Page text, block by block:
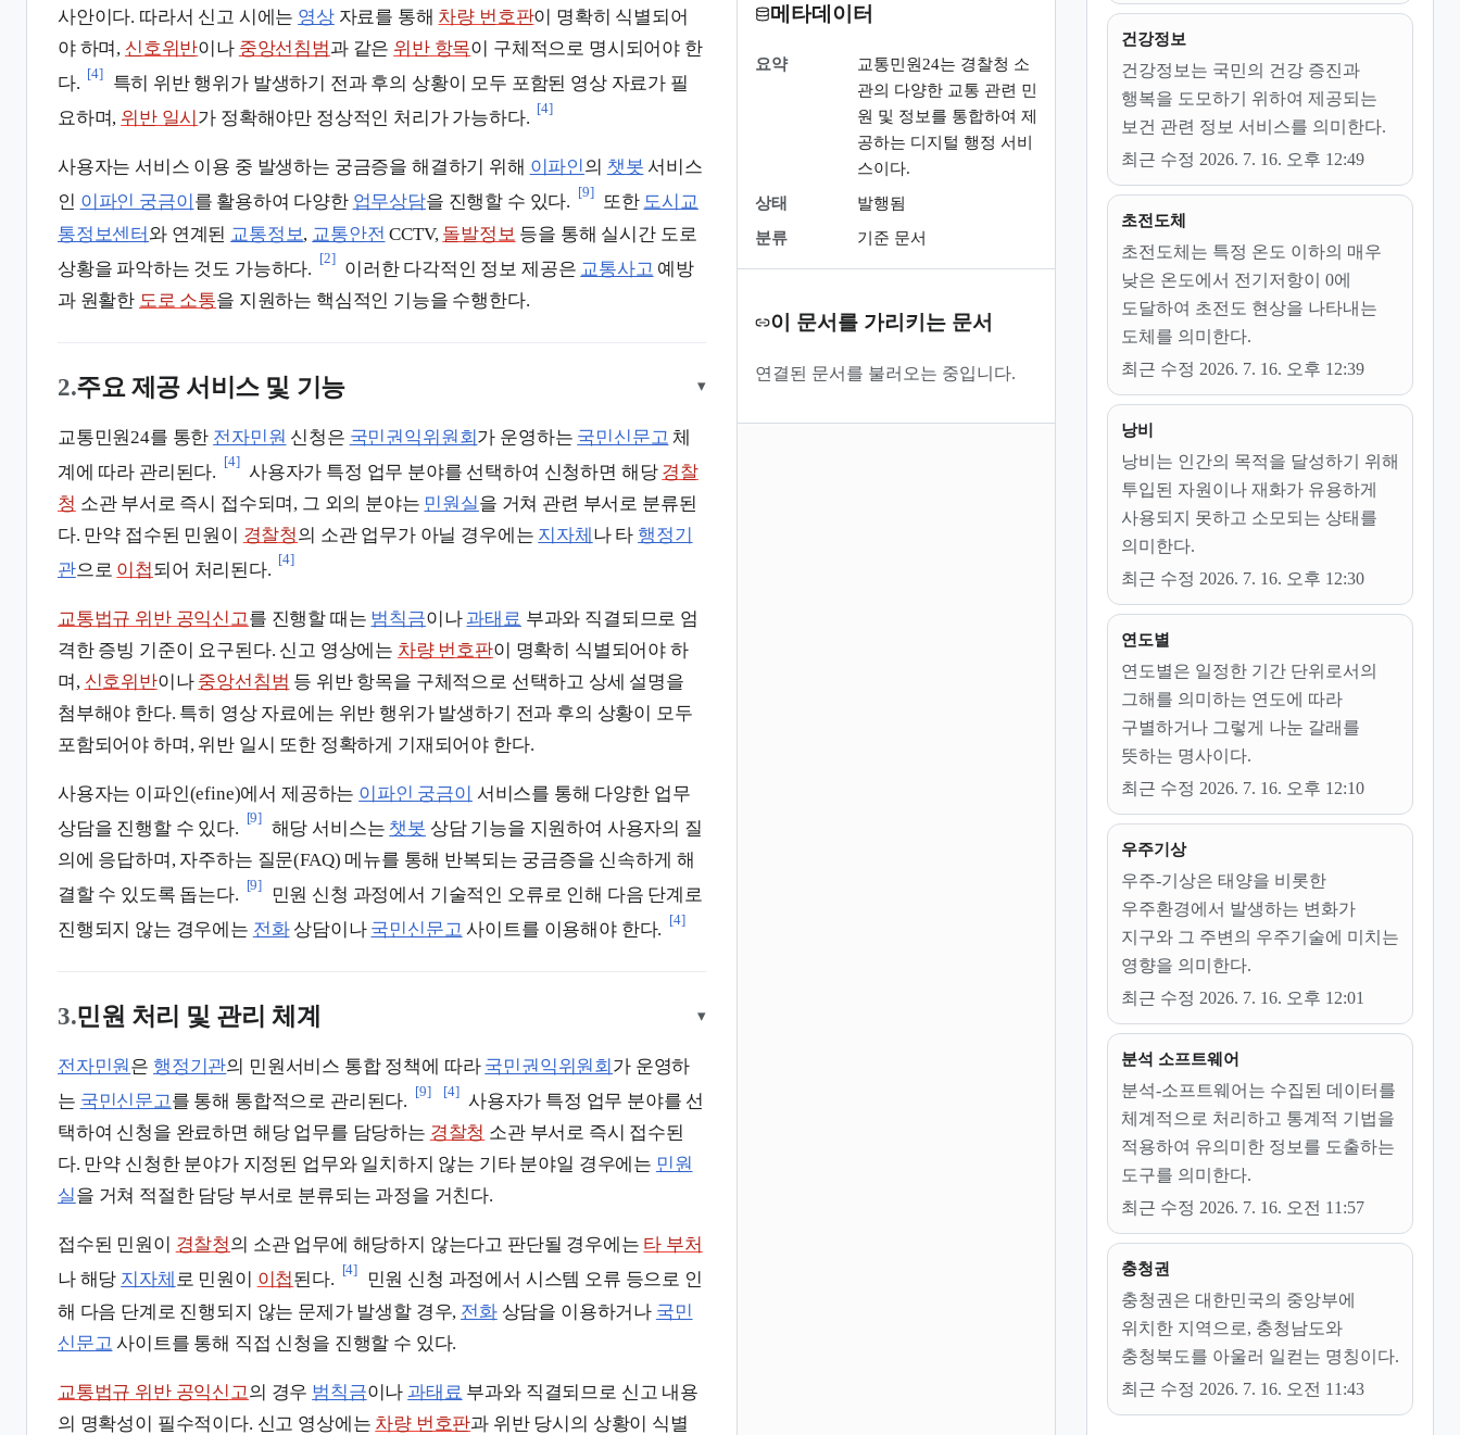
사안이다. 따라서 신고 시에는 영상자료를 통해 차량 번호판이 명확히 식별되어
야 하며, 신호위반이나 중앙선침범과 같은 위반 항목이 구체적으로 명시되어야 한
다.
[4]
특히 위반 행위가 발생하기 전과 후의 상황이 모두 포함된 영상 자료가 필
요하며, 위반 일시 가 정확해야만 정상적인 처리가 가능하다.
[4]
사용자는 서비스 이용 중 발생하는 궁금증을 해결하기 위해 이파인의 챗봇 서비스
인 이파인 궁금이 를 활용하여 다양한 업무상담을 진행할 수 있다.
[9]
또한 도시교
통정보센터 와 연계된 교통정보, 교통안전 CCTV, 돌발정보 등을 통해 실시간 도로
상황을 파악하는 것도 가능하다.
[2]
이러한 다각적인 정보 제공은 교통사고 예방
과 원활한 도로 소통을 지원하는 핵심적인 기능을 수행한다.
2.주요 제공 서비스 및 기능 ▾
교통민원24를 통한 전자민원 신청은 국민권익위원회가 운영하는 국민신문고 체
계에 따라 관리된다.
[4]
사용자가 특정 업무 분야를 선택하여 신청하면 해당 경찰
청 소관 부서로 즉시 접수되며, 그 외의 분야는 민원실을 거쳐 관련 부서로 분류된
다. 만약 접수된 민원이 경찰청의 소관 업무가 아닐 경우에는 지자체 나 타 행정기
관으로 이첩되어 처리된다.
[4]
교통법규 위반 공익신고를 진행할 때는 범칙금이나 과태료 부과와 직결되므로 엄
격한 증빙 기준이 요구된다. 신고 영상에는 차량 번호판이 명확히 식별되어야 하
며, 신호위반이나 중앙선침범 등 위반 항목을 구체적으로 선택하고 상세 설명을
첨부해야 한다. 특히 영상 자료에는 위반 행위가 발생하기 전과 후의 상황이 모두
포함되어야 하며, 위반 일시 또한 정확하게 기재되어야 한다.
사용자는 이파인(efine)에서 제공하는 이파인 궁금이 서비스를 통해 다양한 업무
상담을 진행할 수 있다.
[9]
해당 서비스는 챗봇 상담 기능을 지원하여 사용자의 질
의에 응답하며, 자주하는 질문(FAQ) 메뉴를 통해 반복되는 궁금증을 신속하게 해
결할 수 있도록 돕는다.
[9]
민원 신청 과정에서 기술적인 오류로 인해 다음 단계로
진행되지 않는 경우에는 전화상담이나 국민신문고 사이트를 이용해야 한다.
[4]
3.민원 처리 및 관리 체계 ▾
전자민원 은 행정기관의 민원서비스 통합 정책에 따라 국민권익위원회 가 운영하
는 국민신문고를 통해 통합적으로 관리된다.
[9] [4]
사용자가 특정 업무 분야를 선
택하여 신청을 완료하면 해당 업무를 담당하는 경찰청 소관 부서로 즉시 접수된
다. 만약 신청한 분야가 지정된 업무와 일치하지 않는 기타 분야일 경우에는 민원
실을 거쳐 적절한 담당 부서로 분류되는 과정을 거친다.
접수된 민원이 경찰청의 소관 업무에 해당하지 않는다고 판단될 경우에는 타 부처
나 해당 지자체 로 민원이 이첩된다.
[4]
민원 신청 과정에서 시스템 오류 등으로 인
해 다음 단계로 진행되지 않는 문제가 발생할 경우, 전화상담을 이용하거나 국민
신문고 사이트를 통해 직접 신청을 진행할 수 있다.
교통법규 위반 공익신고의 경우 범칙금이나 과태료 부과와 직결되므로 신고 내용
의 명확성이 필수적이다. 신고 영상에는 차량 번호판과 위반 당시의 상황이 식별
메타데이터
요약
교통민원24는 경찰청 소
관의 다양한 교통 관련 민
원 및 정보를 통합하여 제
공하는 디지털 행정 서비
스이다.
상태
발행됨
분류
기준 문서
이 문서를 가리키는 문서
연결된 문서를 불러오는 중입니다.
건강정보
건강정보는 국민의 건강 증진과
행복을 도모하기 위하여 제공되는
보건 관련 정보 서비스를 의미한다.
최근 수정 2026. 7. 16. 오후 12:49
초전도체
초전도체는 특정 온도 이하의 매우
낮은 온도에서 전기저항이 0에
도달하여 초전도 현상을 나타내는
도체를 의미한다.
최근 수정 2026. 7. 16. 오후 12:39
낭비
낭비는 인간의 목적을 달성하기 위해
투입된 자원이나 재화가 유용하게
사용되지 못하고 소모되는 상태를
의미한다.
최근 수정 2026. 7. 16. 오후 12:30
연도별
연도별은 일정한 기간 단위로서의
그해를 의미하는 연도에 따라
구별하거나 그렇게 나눈 갈래를
뜻하는 명사이다.
최근 수정 2026. 7. 16. 오후 12:10
우주기상
우주-기상은 태양을 비롯한
우주환경에서 발생하는 변화가
지구와 그 주변의 우주기술에 미치는
영향을 의미한다.
최근 수정 2026. 7. 16. 오후 12:01
분석 소프트웨어
분석-소프트웨어는 수집된 데이터를
체계적으로 처리하고 통계적 기법을
적용하여 유의미한 정보를 도출하는
도구를 의미한다.
최근 수정 2026. 7. 16. 오전 11:57
충청권
충청권은 대한민국의 중앙부에
위치한 지역으로, 충청남도와
충청북도를 아울러 일컫는 명칭이다.
최근 수정 2026. 7. 16. 오전 11:43